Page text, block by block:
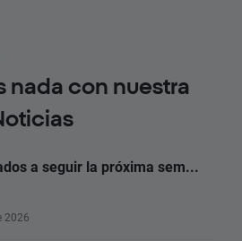
nada con nuestra
a seguir la próxima sem...
2026